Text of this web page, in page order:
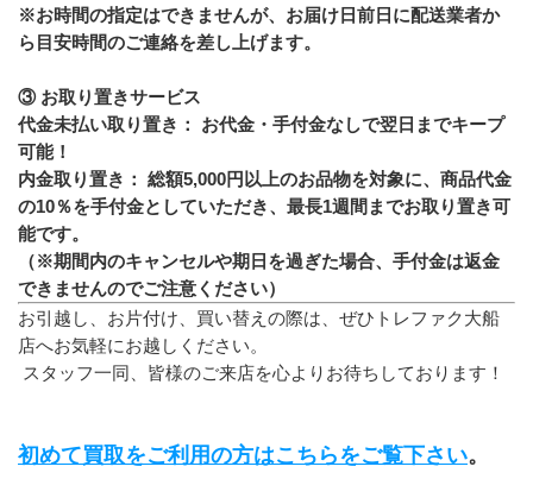
※お時間の指定はできませんが、お届け日前日に配送業者か
ら目安時間のご連絡を差し上げます。
③ お取り置きサービス
代金未払い取り置き： お代金・手付金なしで翌日までキープ
可能！
内金取り置き： 総額5,000円以上のお品物を対象に、商品代金
の10％を手付金としていただき、最長1週間までお取り置き可
能です。
（※期間内のキャンセルや期日を過ぎた場合、手付金は返金
できませんのでご注意ください）
お引越し、お片付け、買い替えの際は、ぜひトレファク大船
店へお気軽にお越しください。
スタッフ一同、皆様のご来店を心よりお待ちしております！
初めて買取をご利用の方はこちらをご覧下さい。